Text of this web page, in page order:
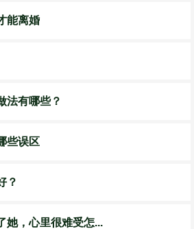
能离婚
法有哪些？
些误区
？
她，心里很难受怎...